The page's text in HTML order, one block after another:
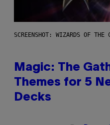
SCREENSHOT: WIZARDS OF THE
Magic: The
Themes for 5
Decks